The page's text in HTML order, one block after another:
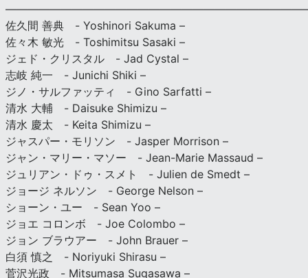
佐久間 善典 - Yoshinori Sakuma –
佐々木 敏光 - Toshimitsu Sasaki –
ジェド・クリスタル - Jad Cystal –
志岐 純一 - Junichi Shiki –
ジノ・サルファッティ - Gino Sarfatti –
清水 大輔 - Daisuke Shimizu –
清水 慶太 - Keita Shimizu –
ジャスパー・モリソン - Jasper Morrison –
ジャン・マリー・マソー - Jean-Marie Massaud –
ジュリアン・ドゥ・スメト - Julien de Smedt –
ジョージ ネルソン - George Nelson –
ショーン・ユー - Sean Yoo –
ジョエ コロンボ - Joe Colombo –
ジョン ブラウアー - John Brauer –
白須 慎之 - Noriyuki Shirasu –
菅沢光政 - Mitsumasa Sugasawa –